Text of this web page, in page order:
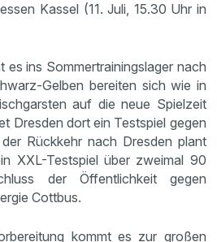
Kassel (11. Juli, 15.30 Uhr in
es ins Sommertrainingslager nach
Gelben bereiten sich wie in
auf die neue Spielzeit
Dresden dort ein Testspiel gegen
Rückkehr nach Dresden plant
XXL-Testspiel über zweimal 90
der Öffentlichkeit gegen
Cottbus.
kommt es zur großen